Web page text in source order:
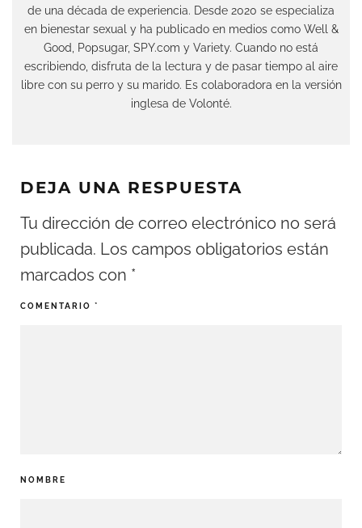
de una década de experiencia. Desde 2020 se especializa
en bienestar sexual y ha publicado en medios como Well &
Good, Popsugar, SPY.com y Variety. Cuando no está
escribiendo, disfruta de la lectura y de pasar tiempo al aire
libre con su perro y su marido. Es colaboradora en la versión
inglesa de Volonté.
DEJA UNA RESPUESTA
Tu dirección de correo electrónico no será
publicada. Los campos obligatorios están
marcados con *
COMENTARIO *
NOMBRE